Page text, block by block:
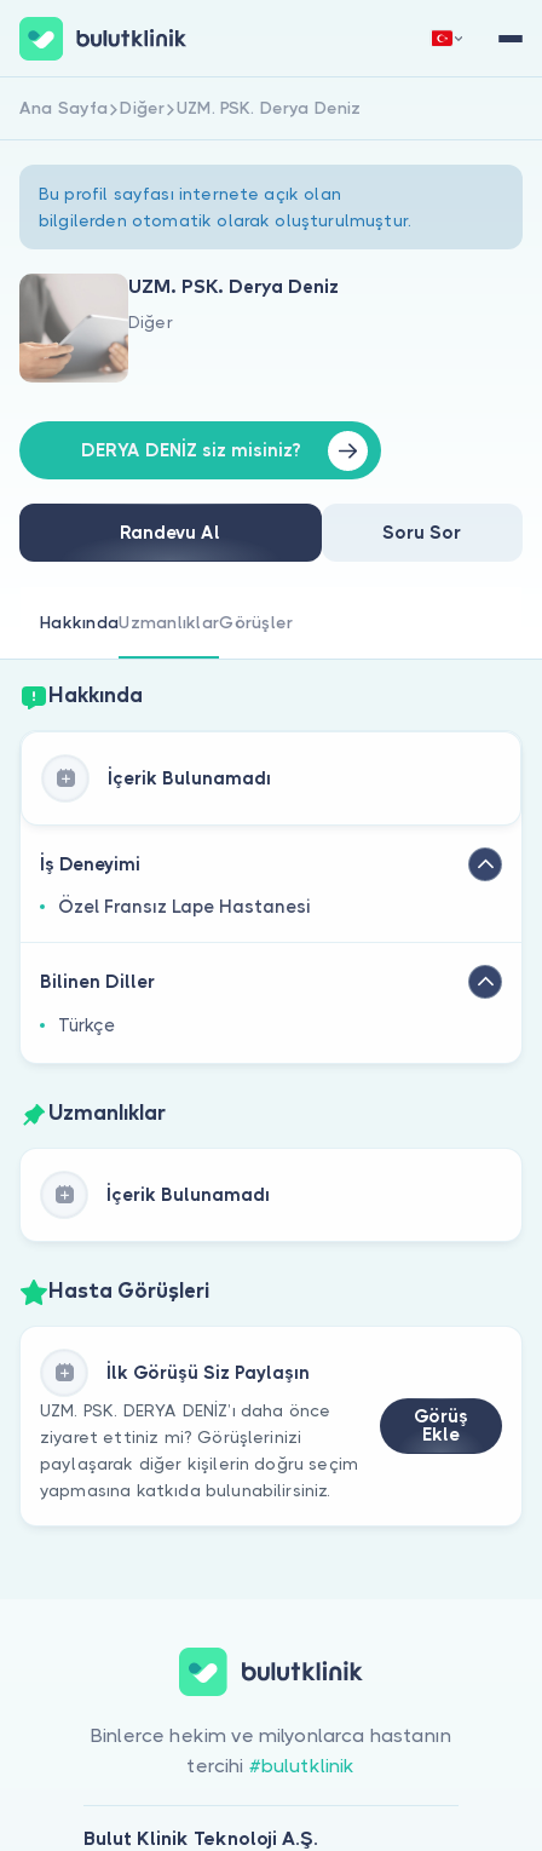
Hakkımızda
Doktorlar için
Doktor musunuz?
Hemen Kaydol Giriş Yap
Ana Sayfa Diğer UZM. PSK. Derya Deniz
Bu profil sayfası internete açık olan
bilgilerden otomatik olarak oluşturulmuştur.
UZM. PSK. Derya Deniz
Diğer
DERYA DENİZ siz misiniz?
Randevu Al Soru Sor
HakkındaUzmanlıklarGörüşler
Hakkında
İçerik Bulunamadı
İş Deneyimi
Özel Fransız Lape Hastanesi
Bilinen Diller
Türkçe
Uzmanlıklar
İçerik Bulunamadı
Hasta Görüşleri
İlk Görüşü Siz Paylaşın
UZM. PSK. DERYA DENİZ’ı daha önce
ziyaret ettiniz mi? Görüşlerinizi
paylaşarak diğer kişilerin doğru seçim
yapmasına katkıda bulunabilirsiniz.
Görüş
Ekle
Binlerce hekim ve milyonlarca hastanın
tercihi #bulutklinik
Bulut Klinik Teknoloji A.Ş.